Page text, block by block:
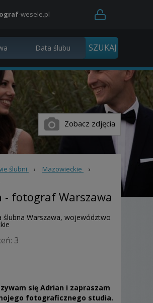
-wesele.pl
Zobacz zdjęcia
ślubni › Mazowieckie
›
- fotograf Warszawa
ślubna Warszawa, województwo
3
się Adrian i zapraszam
fotograficznego studia.